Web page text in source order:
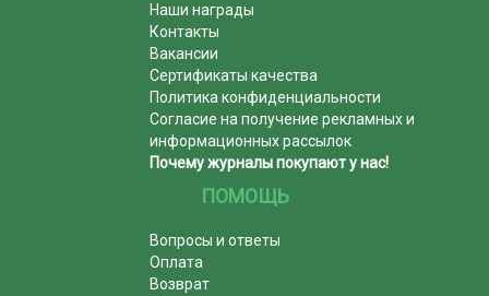
Наши награды
Контакты
Вакансии
Сертификаты качества
Политика конфиденциальности
Согласие на получение рекламных и
информационных рассылок
Почему журналы покупают у нас!
ПОМОЩЬ
Вопросы и ответы
Оплата
Возврат